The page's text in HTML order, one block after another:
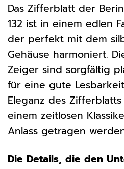
Das Zifferblatt der
132 ist in einem edlen
der perfekt mit dem
Gehäuse harmoniert.
Zeiger sind sorgfältig
für eine gute
Eleganz des
einem zeitlosen
Anlass getragen
Die Details, die den